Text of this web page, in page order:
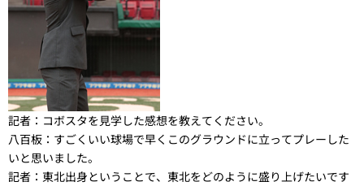
記者： コボスタを見学した感想を教えてください。
八百板： すごくいい球場で早くこのグラウンドに立ってプレーした
いと思いました。
記者： 東北出身ということで、東北をどのように盛り上げたいです